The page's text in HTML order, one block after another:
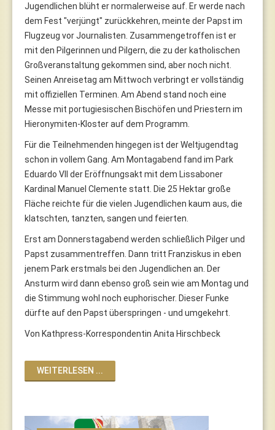
Jugendlichen blüht er normalerweise auf. Er werde nach
dem Fest "verjüngt" zurückkehren, meinte der Papst im
Flugzeug vor Journalisten. Zusammengetroffen ist er
mit den Pilgerinnen und Pilgern, die zu der katholischen
Großveranstaltung gekommen sind, aber noch nicht.
Seinen Anreisetag am Mittwoch verbringt er vollständig
mit offiziellen Terminen. Am Abend stand noch eine
Messe mit portugiesischen Bischöfen und Priestern im
Hieronymiten-Kloster auf dem Programm.
Für die Teilnehmenden hingegen ist der Weltjugendtag
schon in vollem Gang. Am Montagabend fand im Park
Eduardo VII der Eröffnungsakt mit dem Lissaboner
Kardinal Manuel Clemente statt. Die 25 Hektar große
Fläche reichte für die vielen Jugendlichen kaum aus, die
klatschten, tanzten, sangen und feierten.
Erst am Donnerstagabend werden schließlich Pilger und
Papst zusammentreffen. Dann tritt Franziskus in eben
jenem Park erstmals bei den Jugendlichen an. Der
Ansturm wird dann ebenso groß sein wie am Montag und
die Stimmung wohl noch euphorischer. Dieser Funke
dürfte auf den Papst überspringen - und umgekehrt.
Von Kathpress-Korrespondentin Anita Hirschbeck
WEITERLESEN ...